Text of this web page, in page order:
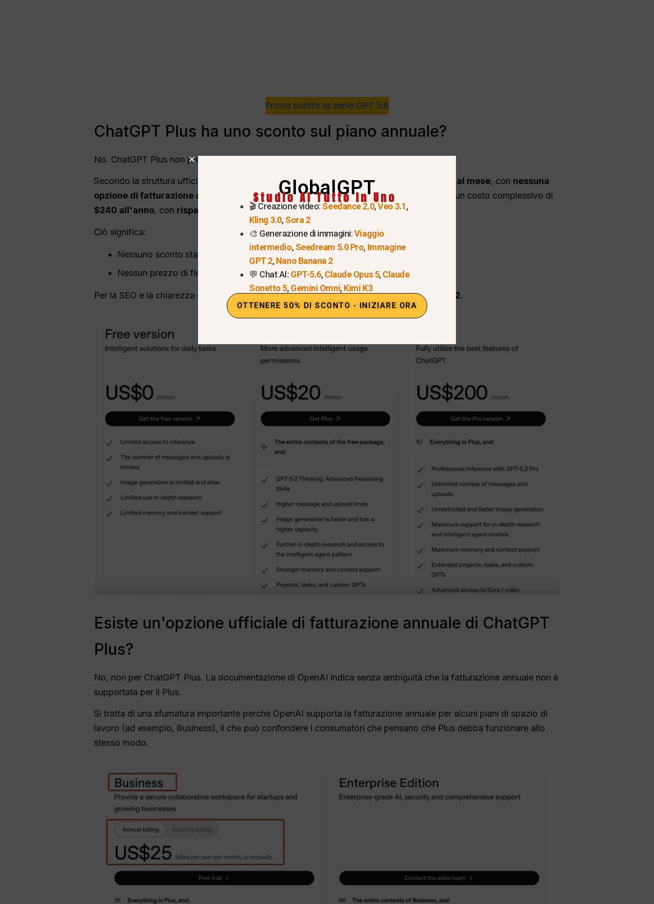
Prova subito la serie GPT 5.6
ChatGPT Plus ha uno sconto sul piano annuale?
No. ChatGPT Plus non prevede sconti sul piano annuale.
Secondo la struttura ufficiale dei prezzi di OpenAI, ChatGPT Plus ha un prezzo pari a $20 al mese, con nessuna
opzione di fatturazione annuale ridotta. Pagando per 12 mesi si ottiene semplicemente un costo complessivo di
$240 all'anno, con risparmio zero per un impegno a lungo termine.
Ciò significa:
Nessuno sconto stagionale o promozionale
Nessun prezzo di fidelizzazione per gli abbonati di lunga data
Per la SEO e la chiarezza dell'utente:ChatGPTPiano annuale Plus = prezzo mensile × 12.
Esiste un'opzione ufficiale di fatturazione annuale di ChatGPT
Plus?
No, non per ChatGPT Plus. La documentazione di OpenAI indica senza ambiguità che la fatturazione annuale non è
supportata per il Plus.
Si tratta di una sfumatura importante perché OpenAI supporta la fatturazione annuale per alcuni piani di spazio di
lavoro (ad esempio, Business), il che può confondere i consumatori che pensano che Plus debba funzionare allo
stesso modo.
GlobalGPT
Studio AI Tutto In Uno
🎬 Creazione video: Seedance 2.0,Veo 3.1,
Kling 3.0,Sora 2
🎨 Generazione di immagini:Viaggio
intermedio,Seedream 5.0 Pro, Immagine
GPT 2,Nano Banana 2
💬 Chat AI: GPT-5.6,Claude Opus 5,Claude
Sonetto 5,Gemini Omni,Kimi K3
OTTENERE 50% DI SCONTO - INIZIARE ORA